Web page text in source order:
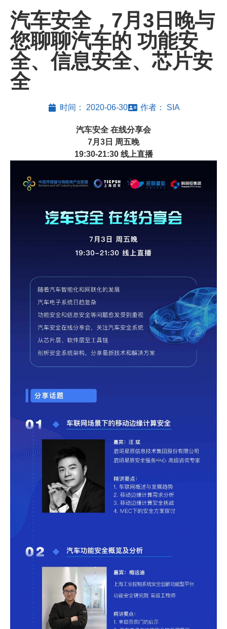
汽车安全，7月3日晚与
您聊聊汽车的 功能安
全、信息安全、芯片安
全
时间： 2020-06-30 作者： SIA
汽车安全 在线分享会
7月3日 周五晚
19:30-21:30 线上直播